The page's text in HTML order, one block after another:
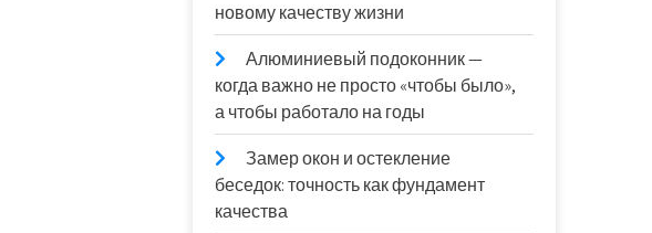
новому качеству жизни
Алюминиевый подоконник —
когда важно не просто «чтобы было»,
а чтобы работало на годы
Замер окон и остекление
беседок: точность как фундамент
качества